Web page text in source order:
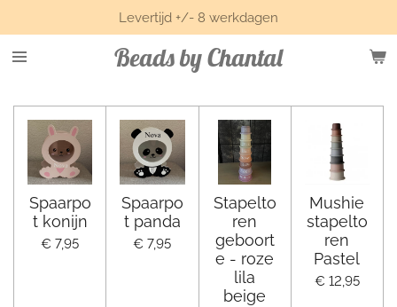
direct
naar
hoofdinhoud
Beads by Chantal
Levertijd +/- 8 werkdagen
Spaarpo
t konijn
€ 7,95
Spaarpo
t panda
€ 7,95
Stapelto
ren
geboort
e - roze
lila
beige
Mushie
stapelto
ren
Pastel
€ 12,95